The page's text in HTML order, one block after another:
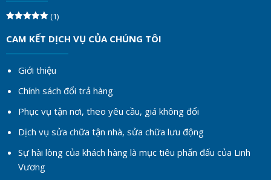
hạng5 5
sao
(1)
CAM KẾT DỊCH VỤ CỦA CHÚNG TÔI
Giới thiệu
Chính sách đổi trả hàng
Phục vụ tận nơi, theo yêu cầu, giá không đổi
Dịch vụ sửa chữa tận nhà, sửa chữa lưu động
Sự hài lòng của khách hàng là mục tiêu phấn đấu của Linh
Vương